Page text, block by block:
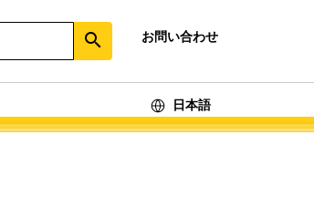
search お問い合わせ
日本語